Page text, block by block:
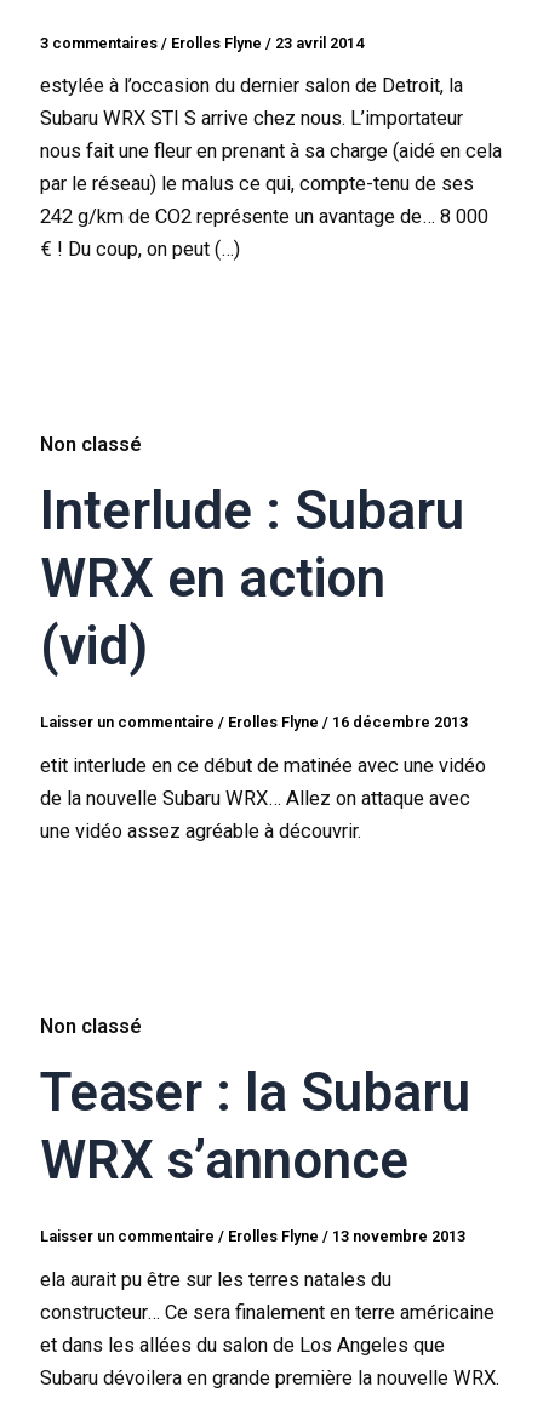
3 commentaires / Erolles Flyne/ 23 avril 2014
estylée à l’occasion du dernier salon de Detroit, la
Subaru WRX STI S arrive chez nous. L’importateur
nous fait une fleur en prenant à sa charge (aidé en cela
par le réseau) le malus ce qui, compte-tenu de ses
242 g/km de CO2 représente un avantage de… 8 000
€ ! Du coup, on peut (…)
Non classé
Interlude : Subaru
WRX en action
(vid)
Laisser un commentaire / Erolles Flyne/ 16 décembre 2013
etit interlude en ce début de matinée avec une vidéo
de la nouvelle Subaru WRX… Allez on attaque avec
une vidéo assez agréable à découvrir.
Non classé
Teaser : la Subaru
WRX s’annonce
Laisser un commentaire / Erolles Flyne/ 13 novembre 2013
ela aurait pu être sur les terres natales du
constructeur… Ce sera finalement en terre américaine
et dans les allées du salon de Los Angeles que
Subaru dévoilera en grande première la nouvelle WRX.